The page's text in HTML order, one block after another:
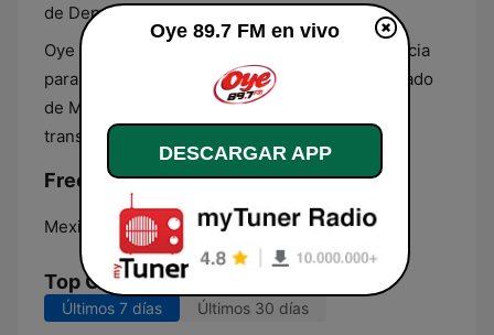
de Deportes de la Ciudad de México.
Oye 89.7 FM transmite en vivo en esta frecuencia
para Ciudad de México y algunas zonas de Estado
de México. Permite escuchar en vivo su
transmisión también por internet.
Frecuencias Oye 89.7 FM:
Mexico City: 89.7 FM
Top Canciones
Últimos 7 días Últimos 30 días
Oye 89.7 FM en vivo
DESCARGAR APP